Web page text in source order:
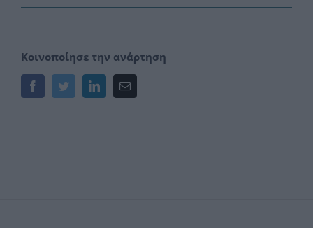
Κοινοποίησε την ανάρτηση
FacebookTwitterLinkedInEmail